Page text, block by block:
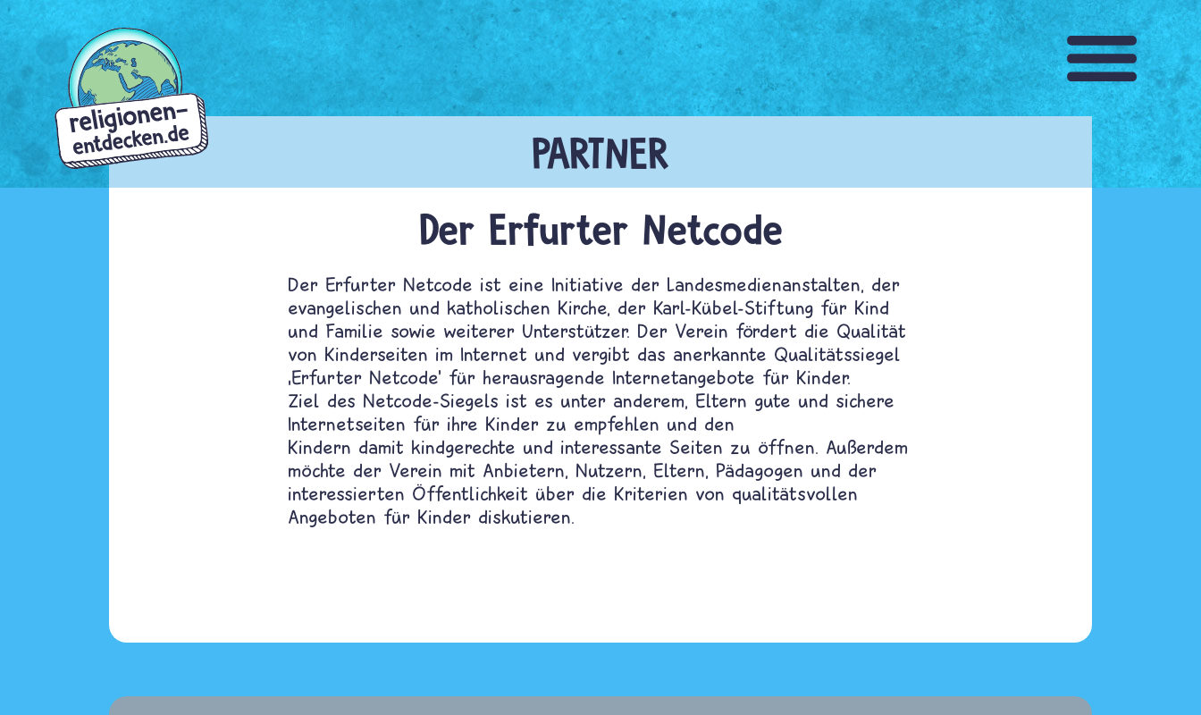
Direkt
zum
Der Erfurter Netcode
Der Erfurter Netcode ist eine Initiative der Landesmedienanstalten, der
evangelischen und katholischen Kirche, der Karl-Kübel-Stiftung für Kind
und Familie sowie weiterer Unterstützer. Der Verein fördert die Qualität
von Kinderseiten im Internet und vergibt das anerkannte Qualitätssiegel
‚Erfurter Netcode’ für herausragende Internetangebote für Kinder.
Ziel des Netcode-Siegels ist es unter anderem, Eltern gute und sichere
Internetseiten für ihre Kinder zu empfehlen und den
Kindern damit kindgerechte und interessante Seiten zu öffnen. Außerdem
möchte der Verein mit Anbietern, Nutzern, Eltern, Pädagogen und der
interessierten Öffentlichkeit über die Kriterien von qualitätsvollen
Angeboten für Kinder diskutieren.